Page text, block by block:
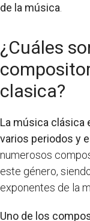
de la música
¿Cuáles
clasica?
La música clásica
varios periodos y
numerosos
este género,
exponentes de la
Uno de los